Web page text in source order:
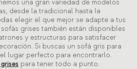
una gran variedad de modelos
desde la tradicional hasta la
elegir el que mejor se adapte a tus
grises también están disponibles
y estructuras para satisfacer
Si buscas un sofá gris para
lugar perfecto para encontrarlo.
para tener todo a punto.